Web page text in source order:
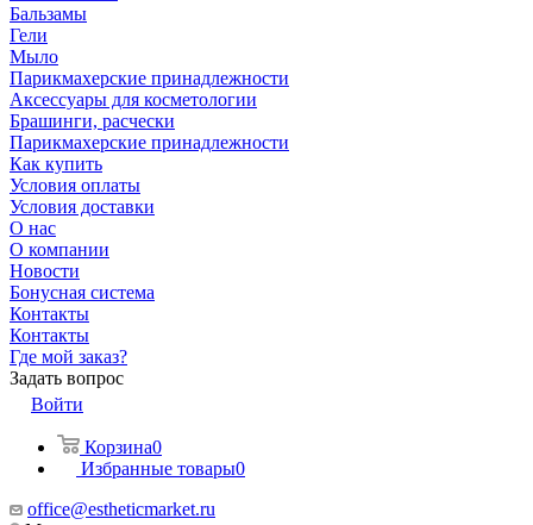
Бальзамы
Гели
Мыло
Парикмахерские принадлежности
Аксессуары для косметологии
Брашинги, расчески
Парикмахерские принадлежности
Как купить
Условия оплаты
Условия доставки
О нас
О компании
Новости
Бонусная система
Контакты
Контакты
Где мой заказ?
Задать вопрос
Войти
Корзина0
Избранные товары0
office@estheticmarket.ru